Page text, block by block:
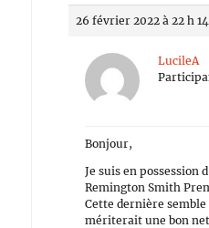
26 février 2022 à 22 h 14
LucileA
Bonjour,
Je suis en possession
Remington Smith
Cette dernière
mériterait une bon